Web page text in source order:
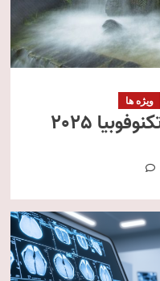
ویژه ها
تکنوفیلیا چیست و چرا تکنوفوبیا 2025